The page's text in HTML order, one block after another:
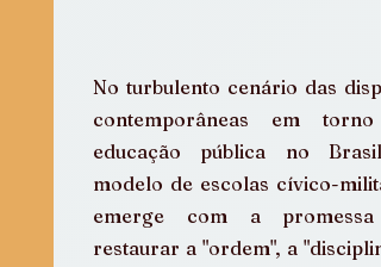
No turbulento cenário das
contemporâneas em torno
educação pública no
modelo de escolas cívico-
emerge com a promessa
restaurar a "ordem", a